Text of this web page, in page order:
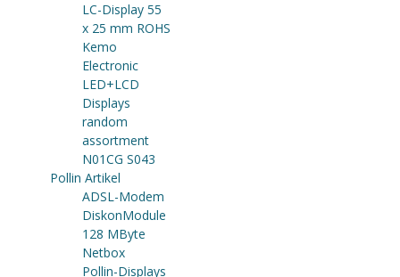
LC-Display 55
x 25 mm ROHS
Kemo
Electronic
LED+LCD
Displays
random
assortment
N01CG S043
Pollin Artikel
ADSL-Modem
DiskonModule
128 MByte
Netbox
Pollin-Displays